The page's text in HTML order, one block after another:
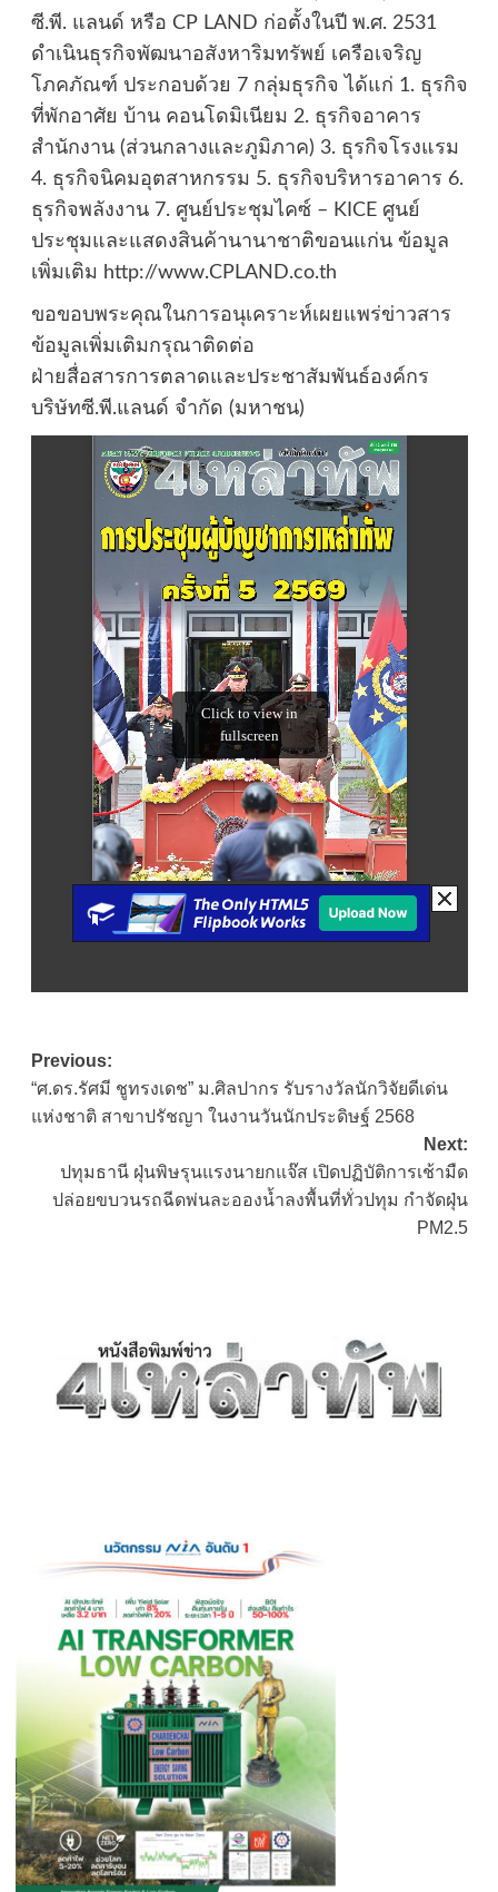
ซี.พี. แลนด์ หรือ CP LAND ก่อตั้งในปี พ.ศ. 2531
ดำเนินธุรกิจพัฒนาอสังหาริมทรัพย์ เครือเจริญ
โภคภัณฑ์ ประกอบด้วย 7 กลุ่มธุรกิจ ได้แก่ 1. ธุรกิจ
ที่พักอาศัย บ้าน คอนโดมิเนียม 2. ธุรกิจอาคาร
สำนักงาน (ส่วนกลางและภูมิภาค) 3. ธุรกิจโรงแรม
4. ธุรกิจนิคมอุตสาหกรรม 5. ธุรกิจบริหารอาคาร 6.
ธุรกิจพลังงาน 7. ศูนย์ประชุมไคซ์ – KICE ศูนย์
ประชุมและแสดงสินค้านานาชาติขอนแก่น ข้อมูล
เพิ่มเติม http://www.CPLAND.co.th
ขอขอบพระคุณในการอนุเคราะห์เผยแพร่ข่าวสาร
ข้อมูลเพิ่มเติมกรุณาติดต่อ
ฝ่ายสื่อสารการตลาดและประชาสัมพันธ์องค์กร
บริษัทซี.พี.แลนด์ จำกัด (มหาชน)
Post
navigation
Previous:
“ศ.ดร.รัศมี ชูทรงเดช” ม.ศิลปากร รับรางวัลนักวิจัยดีเด่น
แห่งชาติ สาขาปรัชญา ในงานวันนักประดิษฐ์ 2568
Next:
ปทุมธานี ฝุ่นพิษรุนแรงนายกแจ๊ส เปิดปฏิบัติการเช้ามืด
ปล่อยขบวนรถฉีดพ่นละอองน้ำลงพื้นที่ทั่วปทุม กำจัดฝุ่น
PM2.5